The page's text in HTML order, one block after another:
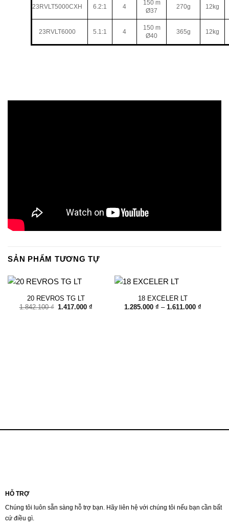
23RVLT5000CXH 6.2:1 4
150 m
Ø37
270g 12kg
23RVLT6000 5.1:1 4
150 m
Ø40
365g 12kg
SẢN PHẨM TƯƠNG TỰ
20 REVROS TG LT
1.842.100₫ Giá
1.417.000₫
18 EXCELER LT
1.285.000 ₫ – 1.611.000 ₫
HỖ TRỢ
Chúng tôi luôn sẵn sàng hỗ trợ bạn. Hãy liên hệ với chúng tôi nếu bạn cần bất
cứ điều gì.